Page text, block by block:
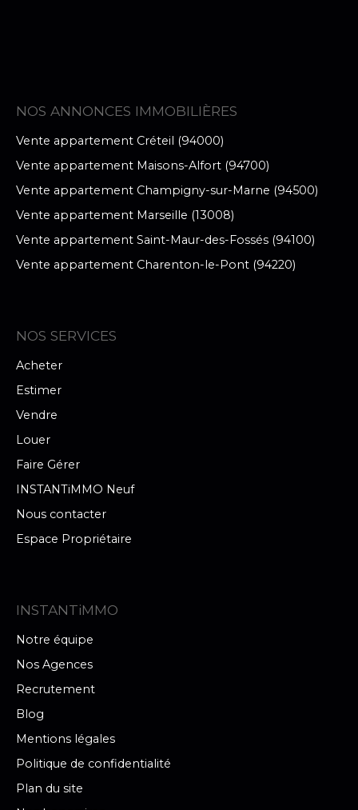
NOS ANNONCES IMMOBILIÈRES
Vente appartement Créteil (94000)
Vente appartement Maisons-Alfort (94700)
Vente appartement Champigny-sur-Marne (94500)
Vente appartement Marseille (13008)
Vente appartement Saint-Maur-des-Fossés (94100)
Vente appartement Charenton-le-Pont (94220)
NOS SERVICES
Acheter
Estimer
Vendre
Louer
Faire Gérer
INSTANTiMMO Neuf
Nous contacter
Espace Propriétaire
INSTANTiMMO
Notre équipe
Nos Agences
Recrutement
Blog
Mentions légales
Politique de confidentialité
Plan du site